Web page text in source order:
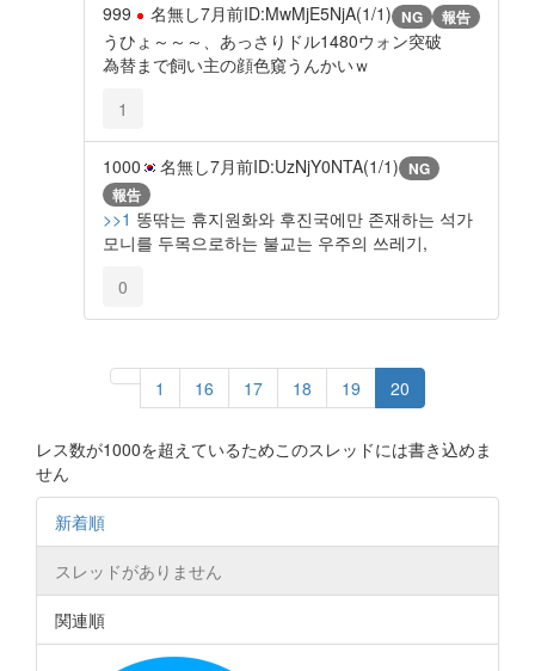
999 名無し7月前ID:MwMjE5NjA(1/1) NG 報告
うひょ～～～、あっさりドル1480ウォン突破
為替まで飼い主の顔色窺うんかいｗ
1
1000 名無し7月前ID:UzNjY0NTA(1/1) NG
報告
>>1 똥딲는 휴지원화와 후진국에만 존재하는 석가
모니를 두목으로하는 불교는 우주의 쓰레기,
0
1 16 17 18 19 20
レス数が1000を超えているためこのスレッドには書き込めま
せん
新着順
スレッドがありません
関連順